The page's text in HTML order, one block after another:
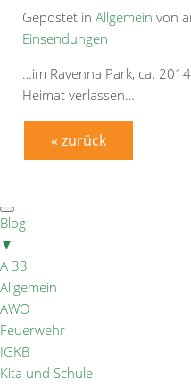
Gepostet in Allgemein von
Einsendungen
…im Ravenna Park, ca.
Heimat verlassen…
« zurück
Blog
▼
A 33
Allgemein
AWO
Feuerwehr
IGKB
Kita und Schule